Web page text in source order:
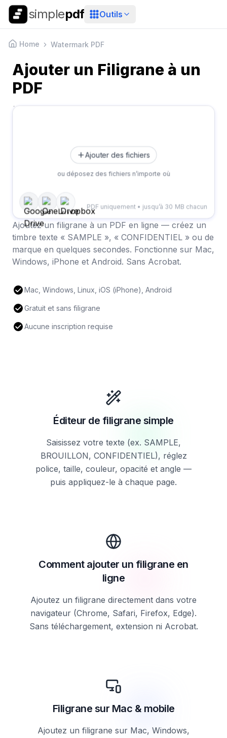
simplepdf Outils
Home Watermark PDF
Ajouter un Filigrane à un
PDF
Ajouter des fichiers
ou déposez des fichiers n’importe où
PDF uniquement • jusqu’à 30 MB chacun
Ajoutez un filigrane à un PDF en ligne — créez un
timbre texte « SAMPLE », « CONFIDENTIEL » ou de
marque en quelques secondes. Fonctionne sur Mac,
Windows, iPhone et Android. Sans Acrobat.
Mac, Windows, Linux, iOS (iPhone), Android
Gratuit et sans filigrane
Aucune inscription requise
Éditeur de filigrane simple
Saisissez votre texte (ex. SAMPLE,
BROUILLON, CONFIDENTIEL), réglez
police, taille, couleur, opacité et angle —
puis appliquez-le à chaque page.
Comment ajouter un filigrane en
ligne
Ajoutez un filigrane directement dans votre
navigateur (Chrome, Safari, Firefox, Edge).
Sans téléchargement, extension ni Acrobat.
Filigrane sur Mac & mobile
Ajoutez un filigrane sur Mac, Windows,